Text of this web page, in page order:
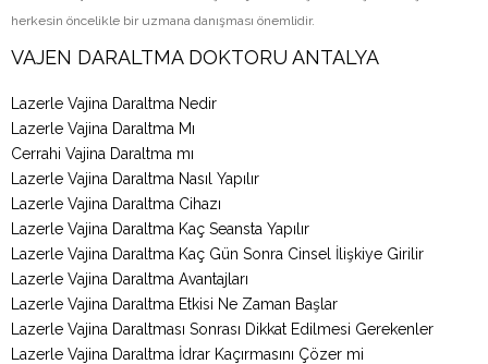
herkesin öncelikle bir uzmana danışması önemlidir.
VAJEN DARALTMA DOKTORU ANTALYA
Lazerle Vajina Daraltma Nedir
Lazerle Vajina Daraltma Mı
Cerrahi Vajina Daraltma mı
Lazerle Vajina Daraltma Nasıl Yapılır
Lazerle Vajina Daraltma Cihazı
Lazerle Vajina Daraltma Kaç Seansta Yapılır
Lazerle Vajina Daraltma Kaç Gün Sonra Cinsel İlişkiye Girilir
Lazerle Vajina Daraltma Avantajları
Lazerle Vajina Daraltma Etkisi Ne Zaman Başlar
Lazerle Vajina Daraltması Sonrası Dikkat Edilmesi Gerekenler
Lazerle Vajina Daraltma İdrar Kaçırmasını Çözer mi